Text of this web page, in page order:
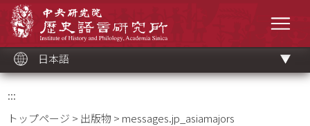
ッ
ク
日本語
:::
トップページ > 出版物 > messages.jp_asiamajors